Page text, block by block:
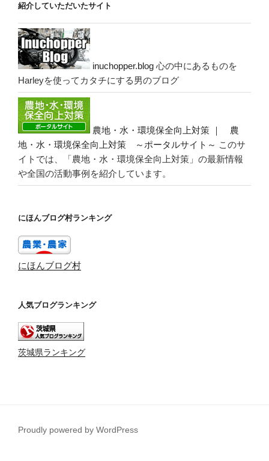
紹介していただいたサイト
inuchopper.blog 心の中にあるものを
Harleyを使ってカタチにする男のブログ
農地・水・環境保全向上対策 ｜ 農
地・水・環境保全向上対策 ～ポータルサイト～ このサ
イトでは、「農地・水・環境保全向上対策」の最新情報
や全国の活動事例を紹介しています。
にほんブログ村ランキング
にほんブログ村
人気ブログランキング
茨城県ランキング
Proudly powered by WordPress